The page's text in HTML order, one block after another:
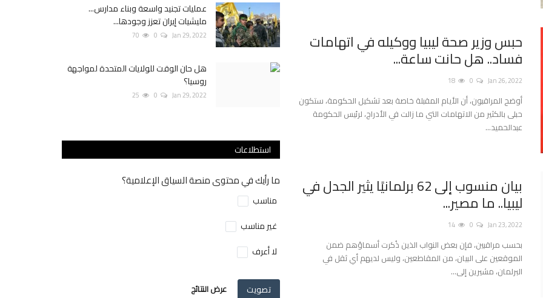
حبس وزير صحة ليبيا ووكيله في اتهامات
فساد.. هل حانت ساعة...
Jan 26, 2022
0
18
أوضح المراقبون، أن الأيام المقبلة خاصة بعد تشكيل الحكومة، ستكون
حبلى بالكثير من الاتهامات التي ما زالت في الأدراج، لرئيس الحكومة
عبدالحميد...
بيان منسوب إلى 62 برلمانيًا يثير الجدل في
ليبيا.. ما مصير...
Jan 23, 2022
0
14
بحسب مراقبين، فإن بعض النواب الذين ذُكرت أسماؤهم ضمن
الموقعين على البيان، من المقاطعين، وليس لديهم أي ثقل في
البرلمان، مشيرين إلى...
عمليات تجنيد واسعة وبناء مدارس...
مليشيات إيران تعزز وجودها...
Jan 29, 2022
0
70
هل حان الوقت للولايات المتحدة لمواجهة
روسيا؟
Jan 29, 2022
0
25
استطلاعات
ما رأيك في محتوى منصة السياق الإعلامية؟
مناسب
غير مناسب
لا أعرف
تصويت عرض النتائج